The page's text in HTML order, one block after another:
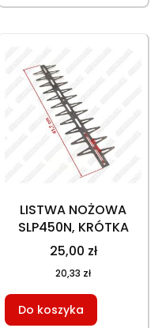
LISTWA NOŻOWA
SLP450N, KRÓTKA
25,00 zł
20,33 zł
Do koszyka